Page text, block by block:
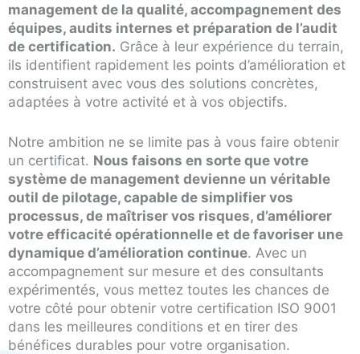
management de la qualité, accompagnement des
équipes, audits internes et préparation de l’audit
de certification. Grâce à leur expérience du terrain,
ils identifient rapidement les points d’amélioration et
construisent avec vous des solutions concrètes,
adaptées à votre activité et à vos objectifs.
Notre ambition ne se limite pas à vous faire obtenir
un certificat. Nous faisons en sorte que votre
système de management devienne un véritable
outil de pilotage, capable de simplifier vos
processus, de maîtriser vos risques, d’améliorer
votre efficacité opérationnelle et de favoriser une
dynamique d’amélioration continue. Avec un
accompagnement sur mesure et des consultants
expérimentés, vous mettez toutes les chances de
votre côté pour obtenir votre certification ISO 9001
dans les meilleures conditions et en tirer des
bénéfices durables pour votre organisation.